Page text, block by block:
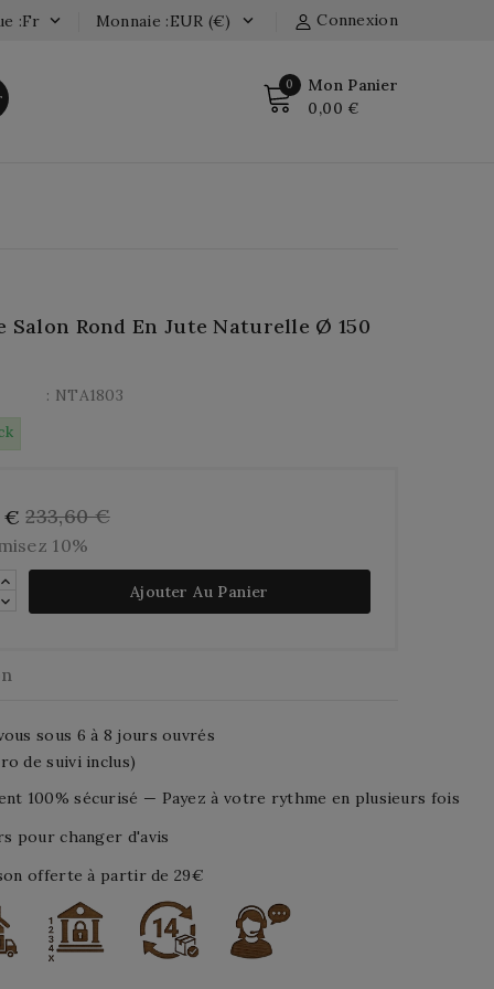
Connexion
Monnaie :EUR (€) 
:fr 
0 Mon Panier
0,00 €
Salon Rond En Jute Naturelle Ø 150
: NTA1803
€ 233,60 €
10%
Ajouter Au Panier
sous 6 à 8 jours ouvrés
de suivi inclus)
100% sécurisé — Payez à votre rythme en plusieurs fois
pour changer d'avis
offerte à partir de 29€